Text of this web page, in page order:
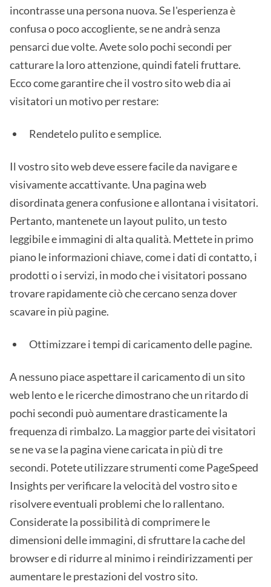
incontrasse una persona nuova. Se l'esperienza è
confusa o poco accogliente, se ne andrà senza
pensarci due volte. Avete solo pochi secondi per
catturare la loro attenzione, quindi fateli fruttare.
Ecco come garantire che il vostro sito web dia ai
visitatori un motivo per restare:
Rendetelo pulito e semplice.
Il vostro sito web deve essere facile da navigare e
visivamente accattivante. Una pagina web
disordinata genera confusione e allontana i visitatori.
Pertanto, mantenete un layout pulito, un testo
leggibile e immagini di alta qualità. Mettete in primo
piano le informazioni chiave, come i dati di contatto, i
prodotti o i servizi, in modo che i visitatori possano
trovare rapidamente ciò che cercano senza dover
scavare in più pagine.
Ottimizzare i tempi di caricamento delle pagine.
A nessuno piace aspettare il caricamento di un sito
web lento e le ricerche dimostrano che un ritardo di
pochi secondi può aumentare drasticamente la
frequenza di rimbalzo. La maggior parte dei visitatori
se ne va se la pagina viene caricata in più di tre
secondi. Potete utilizzare strumenti come PageSpeed
Insights per verificare la velocità del vostro sito e
risolvere eventuali problemi che lo rallentano.
Considerate la possibilità di comprimere le
dimensioni delle immagini, di sfruttare la cache del
browser e di ridurre al minimo i reindirizzamenti per
aumentare le prestazioni del vostro sito.